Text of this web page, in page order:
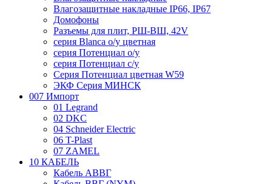
Влагозащитные накладные IP66, IP67
Домофоны
Разъемы для плит, РШ-ВШ, 42V
серия Blanca о/у цветная
серия Потенциал о/у
серия Потенциал с/у
Серия Потенциал цветная W59
ЭКФ Серия МИНСК
007 Импорт
01 Legrand
02 DKC
04 Schneider Electric
06 T-Plast
07 ZAMEL
10 КАБЕЛЬ
Кабель АВВГ